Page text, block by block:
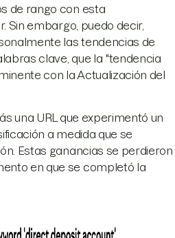
de rango con esta
Sin embargo, puedo decir,
las tendencias de
clave, que la "tendencia
con la Actualización del
una URL que experimentó un
a medida que se
Estas ganancias se perdieron
en que se completó la